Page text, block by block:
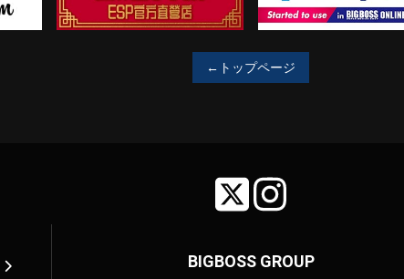
←トップページ
BIGBOSS GROUP